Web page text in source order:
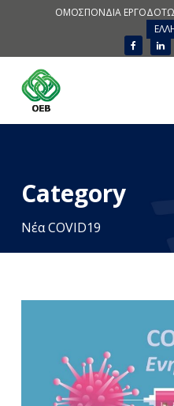
ΟΜΟΣΠΟΝΔΙΑ
Category
Νέα COVID19